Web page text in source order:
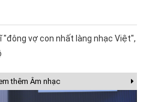
"đông vợ con nhất làng nhạc Việt",
thêm Âm nhạc